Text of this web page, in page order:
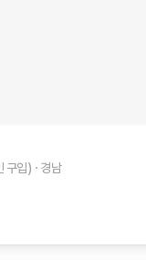
구입) 경남